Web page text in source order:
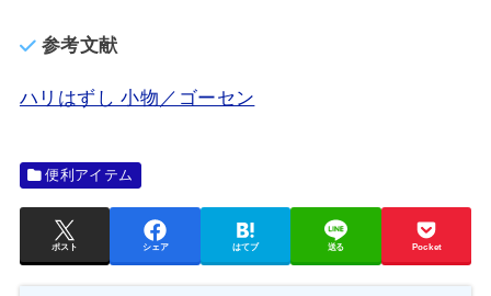
参考文献
ハリはずし 小物／ゴーセン
便利アイテム
ポスト シェア はてブ 送る Pocket